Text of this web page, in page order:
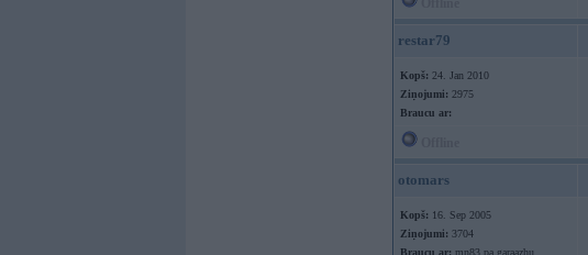
restar79
Kopš: 24. Jan 2010
Ziņojumi: 2975
Braucu ar:
otomars
Kopš: 16. Sep 2005
Ziņojumi: 3704
Braucu ar: mn83 pa garaazhu